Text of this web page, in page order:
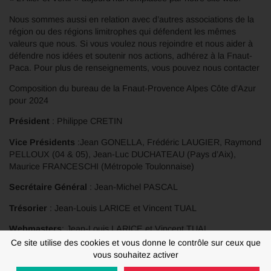
Ce site utilise des cookies et vous donne le contrôle sur ceux que
vous souhaitez activer
Nous sommes aussi en relation avec d’autres associations de la
région ou des régions limitrophes qui défendent les mêmes
valeurs que nous. Si vous voulez nous rejoindre et nous aider à
défendre nos idées et soutenir nos actions, adhérez à la Fnaut-
Paca. Pour plus de renseignements, vous pouvez nous contacter
Composition du bureau de la Fnaut-Provence Alpes Côte d’Azur
pour 2024
Président : Philippe CRETIN
Vice Présidents :Jean GONELLA, Frédéric LAUGIER, Raymond
PELLOUX (04 & 05), Jean-Luc DUCHATEAU (Pays d’Aix),
Maurice FRANCESCHI (Métropole Toulonnaise)
Secrétaire Général : Jean-Michel PASCAL
Trésorier : Jean-Louis LARICE et Vincent TUAL
Webmasters: Jean-Louis LARICE et Vincent TUAL
Conseiller Technique auprès du Bureau : Claude JULLIEN